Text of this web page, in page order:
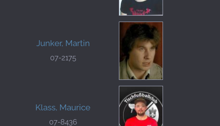
Junker, Martin
07-2175
Klass, Maurice
07-8436